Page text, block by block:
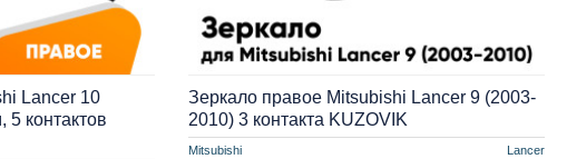
Lancer 10
5 контактов
Mitsubishi Lancer
Зеркало правое Mitsubishi Lancer 9 (2003-
2010) 3 контакта KUZOVIK